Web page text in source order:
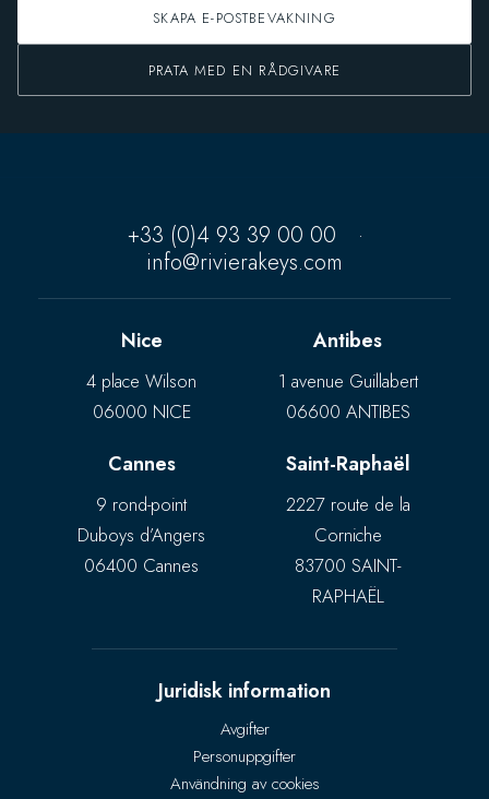
SKAPA E-POSTBEVAKNING
PRATA MED EN RÅDGIVARE
+33 (0)4 93 39 00 00
·
info@rivierakeys.com
Nice
4 place Wilson
06000 NICE
Antibes
1 avenue Guillabert
06600 ANTIBES
Cannes
9 rond-point
Duboys d’Angers
06400 Cannes
Saint-Raphaël
2227 route de la
Corniche
83700 SAINT-
RAPHAËL
Juridisk information
Avgifter
Personuppgifter
Användning av cookies